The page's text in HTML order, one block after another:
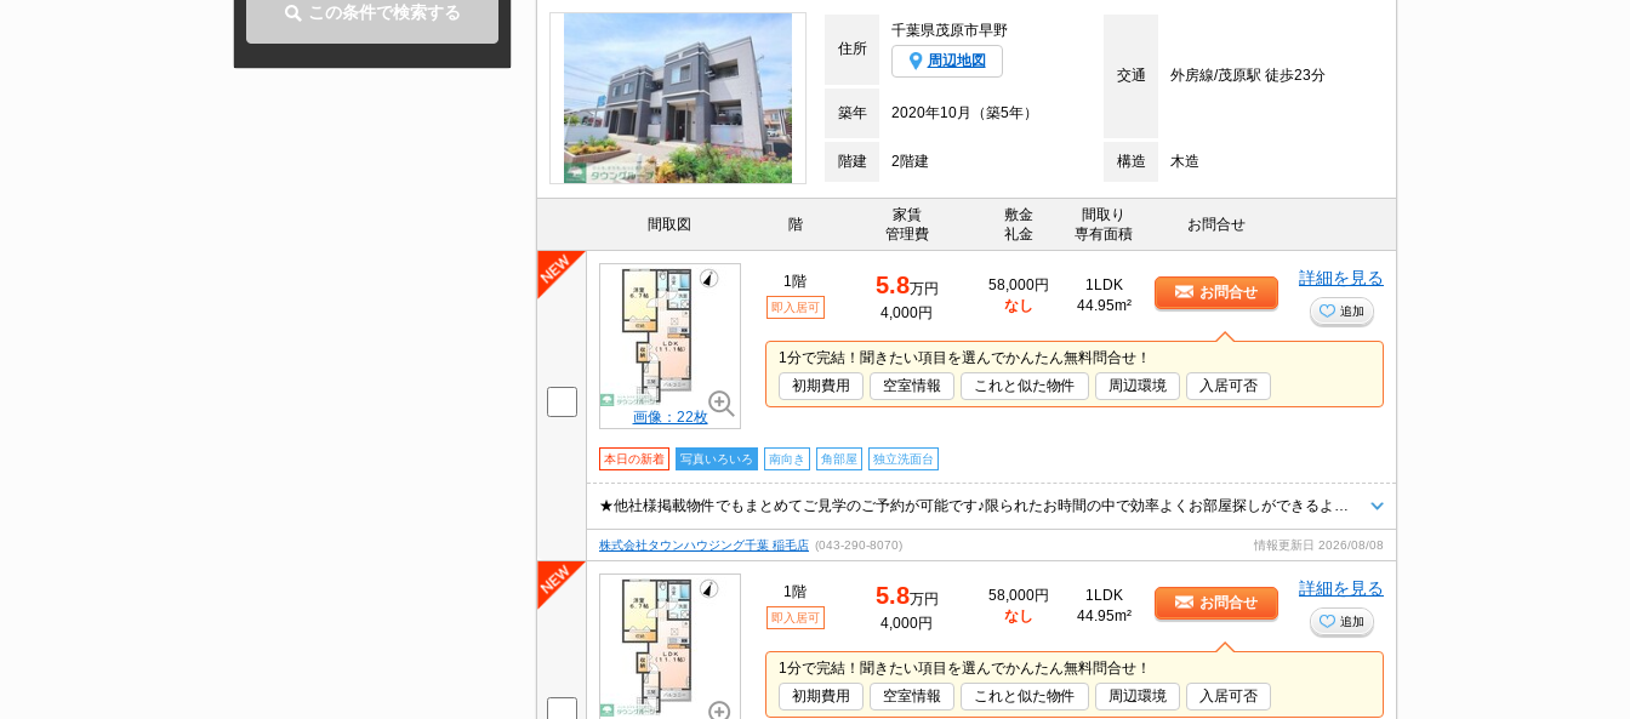
この条件で検索する
住所
千葉県茂原市早野
周辺地図
交通
外房線/茂原駅 徒歩23分
築年 2020年10月（築5年）
階建 2階建 構造 木造
間取図 階
家賃
管理費
敷金
礼金
間取り
専有面積
お問合せ
画像：22枚
1階
即入居可
5.8万円
4,000円
58,000円
なし
1LDK
44.95m²
お問合せ
詳細を見る
追加
1分で完結！聞きたい項目を選んでかんたん無料問合せ！
初期費用
空室情報 これと似た物件 周辺環境 入居可否
本日の新着 写真いろいろ 南向き 角部屋 独立洗面台
株式会社タウンハウジング千葉 稲毛店 (043-290-8070) 情報更新日 2026/08/08
1階
即入居可
5.8万円
4,000円
58,000円
なし
1LDK
44.95m²
お問合せ
詳細を見る
追加
1分で完結！聞きたい項目を選んでかんたん無料問合せ！
初期費用
空室情報 これと似た物件 周辺環境 入居可否